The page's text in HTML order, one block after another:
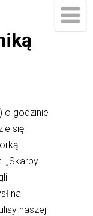
o godzinie
się
„Skarby
na
naszej